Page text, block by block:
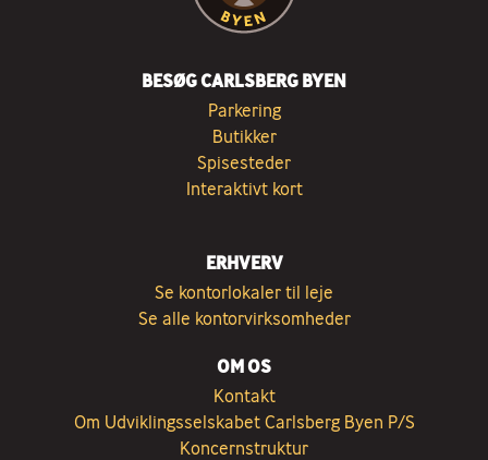
BESØG CARLSBERG BYEN
Parkering
Butikker
Spisesteder
Interaktivt kort
ERHVERV
Se kontorlokaler til leje
Se alle kontorvirksomheder
OM OS
Kontakt
Om Udviklingsselskabet Carlsberg Byen P/S
Koncernstruktur